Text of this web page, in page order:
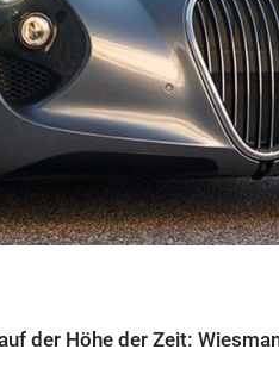
der Höhe der Zeit: